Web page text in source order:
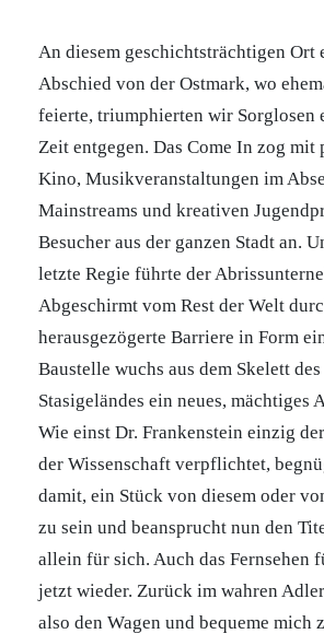
An diesem geschichtsträchtigen Ort
Abschied von der Ostmark, wo
feierte, triumphierten wir Sorglosen
Zeit entgegen. Das Come In zog mit
Kino, Musikveranstaltungen im
Mainstreams und kreativen
Besucher aus der ganzen Stadt an.
letzte Regie führte der
Abgeschirmt vom Rest der Welt
herausgezögerte Barriere in Form
Baustelle wuchs aus dem Skelett
Stasigeländes ein neues, mächtiges
Wie einst Dr. Frankenstein einzig
der Wissenschaft verpflichtet,
damit, ein Stück von diesem oder
zu sein und beansprucht nun den
allein für sich. Auch das Fernsehen
jetzt wieder. Zurück im wahren
also den Wagen und bequeme mich